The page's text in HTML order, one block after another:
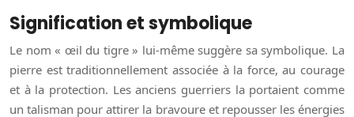
Signification et symbolique
Le nom « œil du tigre » lui-même suggère sa symbolique. La
pierre est traditionnellement associée à la force, au courage
et à la protection. Les anciens guerriers la portaient comme
un talisman pour attirer la bravoure et repousser les énergies